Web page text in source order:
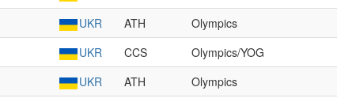
UKR ATH Olympics
UKR CCS Olympics/YOG
UKR ATH Olympics